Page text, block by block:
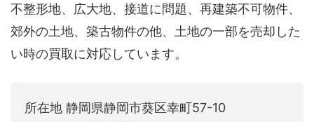
不整形地、広大地、接道に問題、再建築不可物件、
郊外の土地、築古物件の他、土地の一部を売却した
い時の買取に対応しています。
所在地 静岡県静岡市葵区幸町57-10